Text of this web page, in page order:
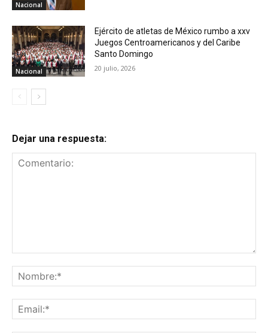
Nacional
Nacional
Ejército de atletas de México rumbo a xxv
Juegos Centroamericanos y del Caribe
Santo Domingo
20 julio, 2026
Dejar una respuesta: